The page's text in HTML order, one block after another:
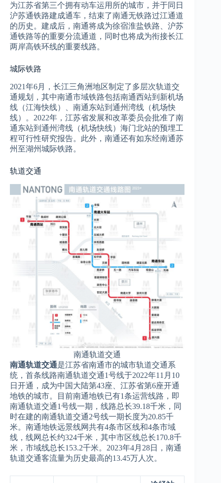
为江苏省第三个拥有动车运用所的城市，并于同日
沪苏通铁路建成通车，结束了南通无铁路过江通道
的历史。建成后，南通将成为徐宿淮盐铁路、沪苏
通铁路等的重要分流通道，同时也将成为衔接长江
两岸高铁环线的重要线路。
城际铁路
2021年6月，长江三角洲地区制定了多层次轨道交
通规划，其中南通市域铁路包括南通西站到新机场
线（江海快线）、南通东站到通州湾线（机场快
线）。2022年，江苏省发展和改革委员会批准了南
通东站到通州湾线（机场快线）海门北站的预埋工
程可行性研究报告。此外，南通还有如东经南通苏
州至湖州城际铁路。
轨道交通
南通轨道交通
南通轨道交通是江苏省南通市的城市轨道交通系
统，首条线路南通轨道交通1号线于2022年11月10
日开通，成为中国大陆第43座、江苏省第6座开通
地铁的城市。目前南通地铁已有1条运营线路，即
南通轨道交通1号线一期，线路总长39.18千米，同
时在建的南通轨道交通2号线一期长度为20.85千
米。南通地铁远景线网共有4条市区线和4条市域
线，线网总长约324千米，其中市区线总长170.8千
米，市域线总长153.2千米。2023年4月28日，南通
轨道交通客流量为历史最高的13.45万人次。